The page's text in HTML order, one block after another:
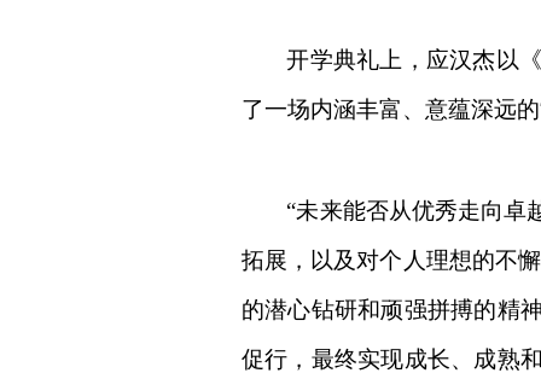
开学典礼上，应汉杰以
了一场内涵丰富、意蕴深远的
“未来能否从优秀走向卓
拓展，以及对个人理想的不
的潜心钻研和顽强拼搏的精
促行 ，最终实现成长、成熟